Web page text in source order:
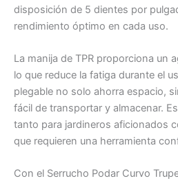
disposición de 5 dientes por
rendimiento óptimo en cada uso.
La manija de TPR proporciona un
lo que reduce la fatiga durante el
plegable no solo ahorra espacio,
fácil de transportar y almacenar.
tanto para jardineros aficionados
que requieren una herramienta
Con el Serrucho Podar Curvo